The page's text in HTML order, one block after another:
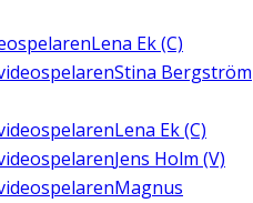
Lena Ek (C)
Stina Bergström
Lena Ek (C)
Jens Holm (V)
Magnus